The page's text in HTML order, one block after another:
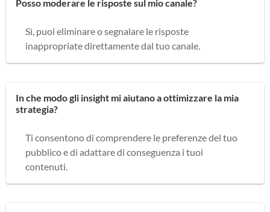
Posso moderare le risposte sul mio canale?
Sì, puoi eliminare o segnalare le risposte
inappropriate direttamente dal tuo canale.
In che modo gli insight mi aiutano a ottimizzare la mia
strategia?
Ti consentono di comprendere le preferenze del tuo
pubblico e di adattare di conseguenza i tuoi
contenuti.